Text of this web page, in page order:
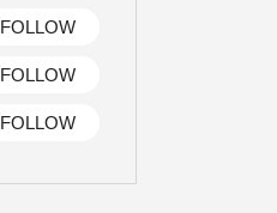
FOLLOW
FOLLOW
FOLLOW